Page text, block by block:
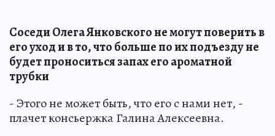
Соседи Олега Янковского не могут поверить в
его уход и в то, что больше по их подъезду не
будет проноситься запах его ароматной
трубки
- Этого не может быть, что его с нами нет, -
плачет консьержка Галина Алексеевна.